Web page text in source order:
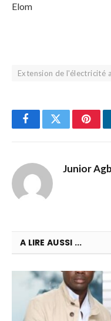
Elom
Extension de l'électricité
FacebookTwitter
Junior
A LIRE AUSSI ...